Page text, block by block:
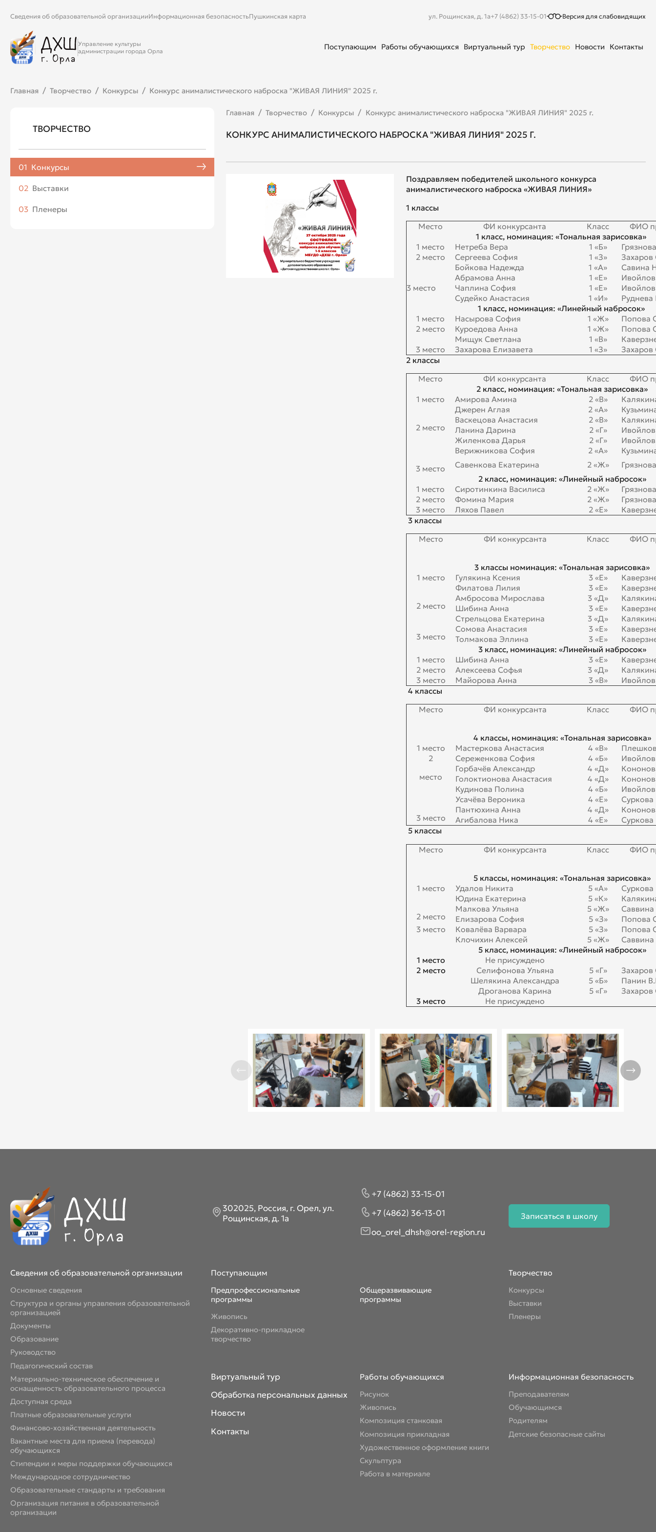
Сведения об образовательной организацииИнформационная безопасностьПушкинская карта ул. Рощинская, д. 1а+7 (4862) 33-15-01 Версия для слабовидящих
Управление культуры
администрации города Орла
Поступающим Работы обучающихся Виртуальный тур Творчество Новости Контакты
Главная Творчество Конкурсы Конкурс анималистического наброска "ЖИВАЯ ЛИНИЯ" 2025 г.
ТВОРЧЕСТВО
01 Конкурсы
02 Выставки
03 Пленеры
Главная Творчество Конкурсы Конкурс анималистического наброска "ЖИВАЯ ЛИНИЯ" 2025 г.
КОНКУРС АНИМАЛИСТИЧЕСКОГО НАБРОСКА "ЖИВАЯ ЛИНИЯ" 2025 Г.
Поздравляем победителей школьного конкурса
анималистического наброска «ЖИВАЯ ЛИНИЯ»
1 классы
Место
ФИ конкурсанта Класс
ФИО
1 класс, номинация: «Тональная зарисовка»
1 место
Нетреба Вера 1 «Б»
2 место
Сергеева София 1 «З»
Захаров
Бойкова Надежда
1 «А»
Савина
Абрамова Анна
1 «Е»
3 место
Чаплина София 1 «Е»
Судейко Анастасия
1 «И»
Руднева
1 класс, номинация: «Линейный набросок»
1 место
Насырова София 1 «Ж»
Попова
2 место
Куроедова Анна 1 «Ж»
Попова
Мищук Светлана
1 «В»
3 место
Захарова Елизавета 1 «З»
Захаров
2 классы
Место
ФИ конкурсанта Класс
ФИО
2 класс, номинация: «Тональная зарисовка»
1 место
Амирова Амина 2 «В»
2 место
Джерен Аглая 2 «А»
Васкецова Анастасия
2 «В»
Ланина Дарина
2 «Г»
Жиленкова Дарья
2 «Г»
3 место
Верижникова София 2 «А»
Савенкова Екатерина
2 «Ж»
2 класс, номинация: «Линейный набросок»
1 место
Сиротинкина Василиса 2 «Ж»
2 место
Фомина Мария 2 «Ж»
3 место
Ляхов Павел 2 «Е»
3 классы
Место
ФИ конкурсанта Класс ФИО
3 классы номинация: «Тональная зарисовка»
1 место
Гулякина Ксения 3 «Е»
2 место
Филатова Лилия 3 «Е»
Амбросова Мирослава
3 «Д»
Шибина Анна
3 «Е»
3 место
Стрельцова Екатерина 3 «Д»
Сомова Анастасия
3 «Е»
Толмакова Эллина
3 «Е»
3 класс, номинация: «Линейный набросок»
1 место
Шибина Анна 3 «Е»
2 место
Алексеева Софья 3 «Д»
3 место
Майорова Анна 3 «В»
4 классы
Место
ФИ конкурсанта Класс ФИО
4 классы, номинация: «Тональная зарисовка»
1 место
Мастеркова Анастасия 4 «В»
2
место
Сереженкова София 4 «Б»
Горбачёв Александр
4 «Д»
Голоктионова Анастасия
4 «Д»
Кудинова Полина
4 «Б»
3 место
Усачёва Вероника 4 «Е»
Пантюхина Анна
4 «Д»
Агибалова Ника
4 «Е»
5 классы
Место
ФИ конкурсанта Класс ФИО
5 классы, номинация: «Тональная зарисовка»
1 место
Удалов Никита 5 «А»
2 место
Юдина Екатерина 5 «К»
Малкова Ульяна
5 «Ж»
Елизарова София
5 «З»
Попова
3 место
Ковалёва Варвара 5 «З»
Попова
Клочихин Алексей
5 «Ж»
5 класс, номинация: «Линейный набросок»
1 место
Не присуждено
2 место
Селифонова Ульяна 5 «Г»
Захаров
Шелякина Александра
5 «Б»
Панин
Дроганова Карина
5 «Г»
Захаров
3 место
Не присуждено
302025, Россия, г. Орел, ул.
Рощинская, д. 1а
+7 (4862) 33-15-01
+7 (4862) 36-13-01
oo_orel_dhsh@orel-region.ru
Записаться в школу
Сведения об образовательной организации
Основные сведения
Структура и органы управления образовательной
организацией
Документы
Образование
Руководство
Педагогический состав
Материально-техническое обеспечение и
оснащенность образовательного процесса
Доступная среда
Платные образовательные услуги
Финансово-хозяйственная деятельность
Вакантные места для приема (перевода)
обучающихся
Стипендии и меры поддержки обучающихся
Международное сотрудничество
Образовательные стандарты и требования
Организация питания в образовательной
организации
Поступающим
Предпрофессиональные
программы
Живопись
Декоративно-прикладное
творчество
Общеразвивающие
программы
Творчество
Конкурсы
Выставки
Пленеры
Виртуальный тур
Обработка персональных данных
Новости
Контакты
Работы обучающихся
Рисунок
Живопись
Композиция станковая
Композиция прикладная
Художественное оформление книги
Скульптура
Работа в материале
Информационная безопасность
Преподавателям
Обучающимся
Родителям
Детские безопасные сайты